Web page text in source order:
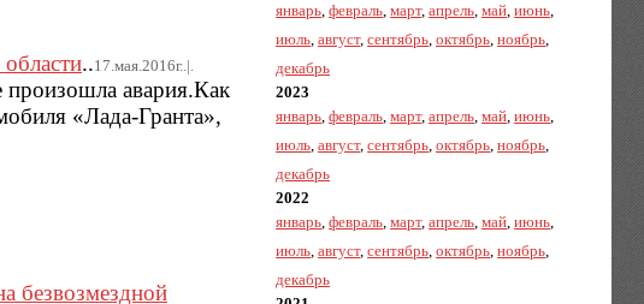
..17.мая.2016г..|.
произошла авария.Как
«Лада-Гранта»,
безвозмездной
январь,февраль,март,апрель,май,июнь,
июль,август,сентябрь,октябрь,ноябрь,
декабрь
2023
январь,февраль,март,апрель,май,июнь,
июль,август,сентябрь,октябрь,ноябрь,
декабрь
2022
январь,февраль,март,апрель,май,июнь,
июль,август,сентябрь,октябрь,ноябрь,
декабрь